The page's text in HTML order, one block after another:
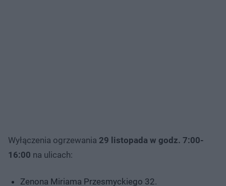
Wyłączenia ogrzewania 29 listopada w godz. 7:00-
16:00 na ulicach:
Zenona Miriama Przesmyckiego 32.